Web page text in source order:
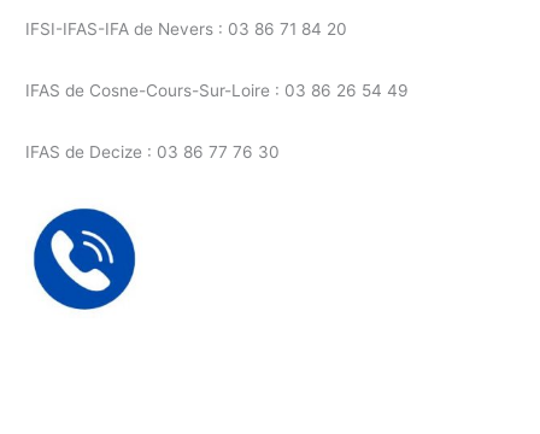
IFSI-IFAS-IFA de Nevers : 03 86 71 84 20
IFAS de Cosne-Cours-Sur-Loire : 03 86 26 54 49
IFAS de Decize : 03 86 77 76 30